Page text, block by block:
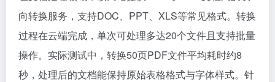
向转换服务，支持DOC、PPT、XLS等常见格式。转换
过程在云端完成，单次可处理多达20个文件且支持批量
操作。实际测试中，转换50页PDF文件平均耗时约8
秒，处理后的文档能保持原始表格格式与字体样式。针